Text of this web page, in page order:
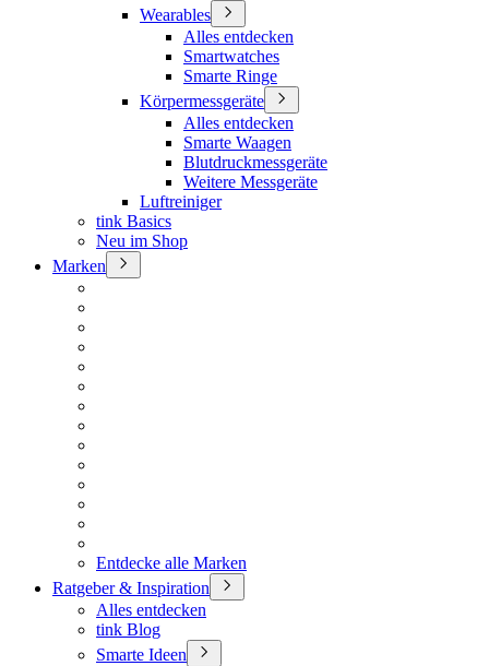
Wearables
Alles entdecken
Smartwatches
Smarte Ringe
Körpermessgeräte
Alles entdecken
Smarte Waagen
Blutdruckmessgeräte
Weitere Messgeräte
Luftreiniger
tink Basics
Neu im Shop
Marken
Entdecke alle Marken
Ratgeber & Inspiration
Alles entdecken
tink Blog
Smarte Ideen